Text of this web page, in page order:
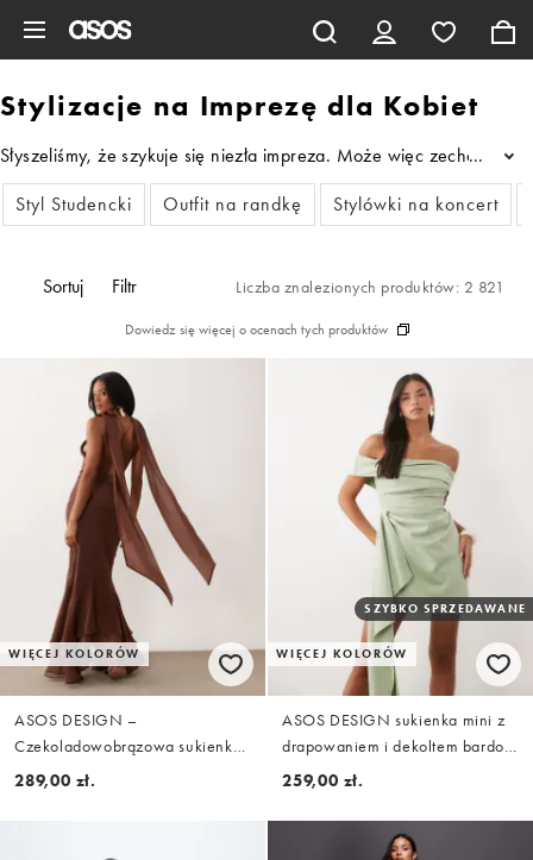
Stylizacje na Imprezę dla Kobiet
Słyszeliśmy, że szykuje się niezła impreza. Może więc zechcesz
...
Styl Studencki
Outfit na randkę Stylówki na koncert
Sortuj Filtr Liczba znalezionych produktów: 2 821
Dowiedz się więcej o ocenach tych produktów
WIĘCEJ KOLORÓW
ASOS DESIGN –
Czekoladowobrązowa sukienka
maxi z dekoltem halter, szalikiem
289,00 zł.
WIĘCEJ KOLORÓW
SZYBKO SPRZEDAWANE
ASOS DESIGN sukienka mini z
drapowaniem i dekoltem bardot
z asymetryczną spódnicą w
nurek
259,00 zł.